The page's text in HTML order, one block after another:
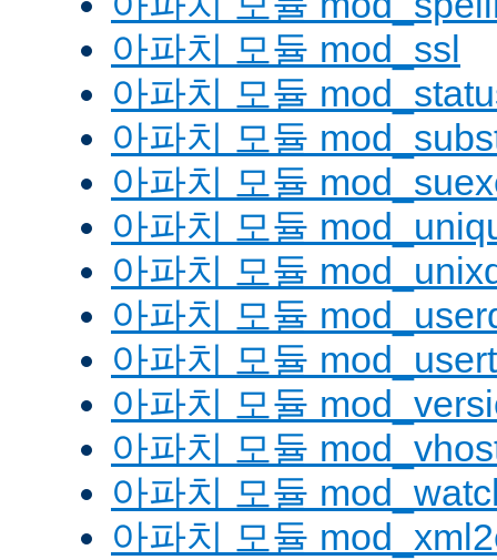
아파치 모듈 mod_ssl
아파치 모듈
아파치 모듈
아파치 모듈
아파치 모듈
아파치 모듈
아파치 모듈
아파치 모듈
아파치 모듈
아파치 모듈
아파치 모듈
아파치 모듈